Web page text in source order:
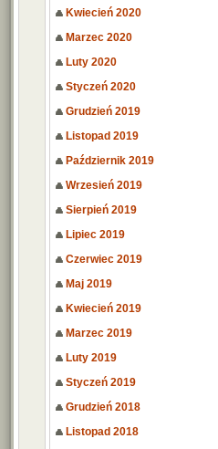
Kwiecień 2020
Marzec 2020
Luty 2020
Styczeń 2020
Grudzień 2019
Listopad 2019
Październik 2019
Wrzesień 2019
Sierpień 2019
Lipiec 2019
Czerwiec 2019
Maj 2019
Kwiecień 2019
Marzec 2019
Luty 2019
Styczeń 2019
Grudzień 2018
Listopad 2018